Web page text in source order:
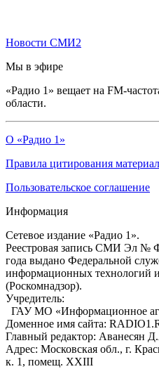
Новости СМИ2
Мы в эфире
«Радио 1» вещает на FM-
области.
О «Радио 1»
Правила цитирования
Пользовательское соглашение
Информация
Сетевое издание «Радио 1».
Реестровая запись СМИ Эл №
года выдано Федеральной
информационных технологий
(Роскомнадзор).
Учредитель:
ГАУ МО «Информационное
Доменное имя сайта:
Главный редактор: Аванесян
Адрес: Московская обл., г.
к. 1, помещ. XXIII